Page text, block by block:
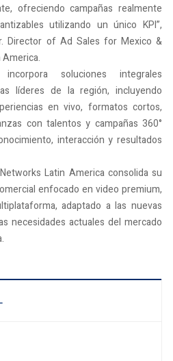
ofreciendo campañas realmente
utilizando un único KPI”,
Director of Ad Sales for Mexico &
soluciones integrales
líderes de la región, incluyendo
en vivo, formatos cortos,
con talentos y campañas 360°
interacción y resultados
Latin America consolida su
enfocado en video premium,
adaptado a las nuevas
necesidades actuales del mercado